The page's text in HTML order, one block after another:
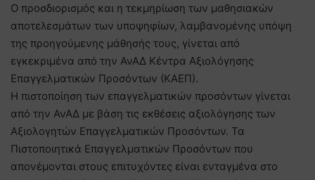
Ο προσδιορισμός και η τεκμηρίωση των μαθησιακών
αποτελεσμάτων των υποψηφίων, λαμβανομένης υπόψη
της προηγούμενης μάθησής τους, γίνεται από
εγκεκριμένα από την ΑνΑΔ Κέντρα Αξιολόγησης
Επαγγελματικών Προσόντων (ΚΑΕΠ).
Η πιστοποίηση των επαγγελματικών προσόντων γίνεται
από την ΑνΑΔ με βάση τις εκθέσεις αξιολόγησης των
Αξιολογητών Επαγγελματικών Προσόντων. Τα
Πιστοποιητικά Επαγγελματικών Προσόντων που
απονέμονται στους επιτυχόντες είναι ενταγμένα στο